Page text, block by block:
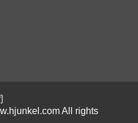
All rights